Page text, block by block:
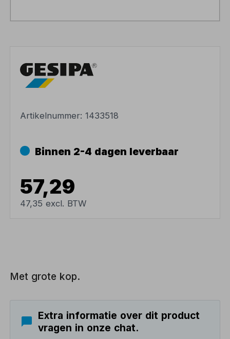
Artikelnummer:1433518
Binnen 2-4 dagen leverbaar
57,29
47,35 excl. BTW
Met grote kop.
Extra informatie over dit product
vragen in onze chat.